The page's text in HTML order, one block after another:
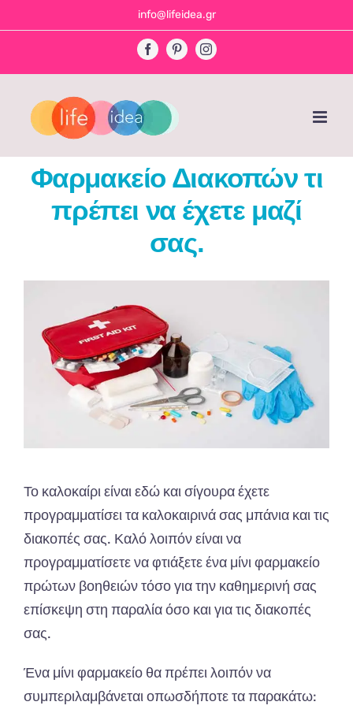
to
info@lifeidea.gr
FacebookPinterestInstagram
Φαρμακείο Διακοπών τι
πρέπει να έχετε μαζί
σας.
Το καλοκαίρι είναι εδώ και σίγουρα έχετε
προγραμματίσει τα καλοκαιρινά σας μπάνια και τις
διακοπές σας. Καλό λοιπόν είναι να
προγραμματίσετε να φτιάξετε ένα μίνι φαρμακείο
πρώτων βοηθειών τόσο για την καθημερινή σας
επίσκεψη στη παραλία όσο και για τις διακοπές
σας.
Ένα μίνι φαρμακείο θα πρέπει λοιπόν να
συμπεριλαμβάνεται οπωσδήποτε τα παρακάτω: